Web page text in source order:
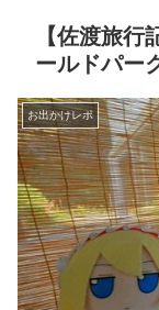
【佐渡旅
ールドパー
お出かけレポ